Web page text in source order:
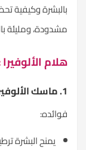
بالبشرة وكيفية
مشدودة، ومليئة
هلام
1. ماسك الألوفيرا والعسل لترطيب البشرة العميق
فوائده:
يمنح البشرة